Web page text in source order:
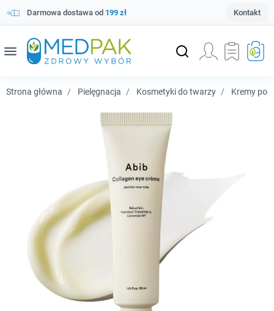
Darmowa dostawa od 199 zł Kontakt
menu
Strona główna Pielęgnacja Kosmetyki do twarzy Kremy